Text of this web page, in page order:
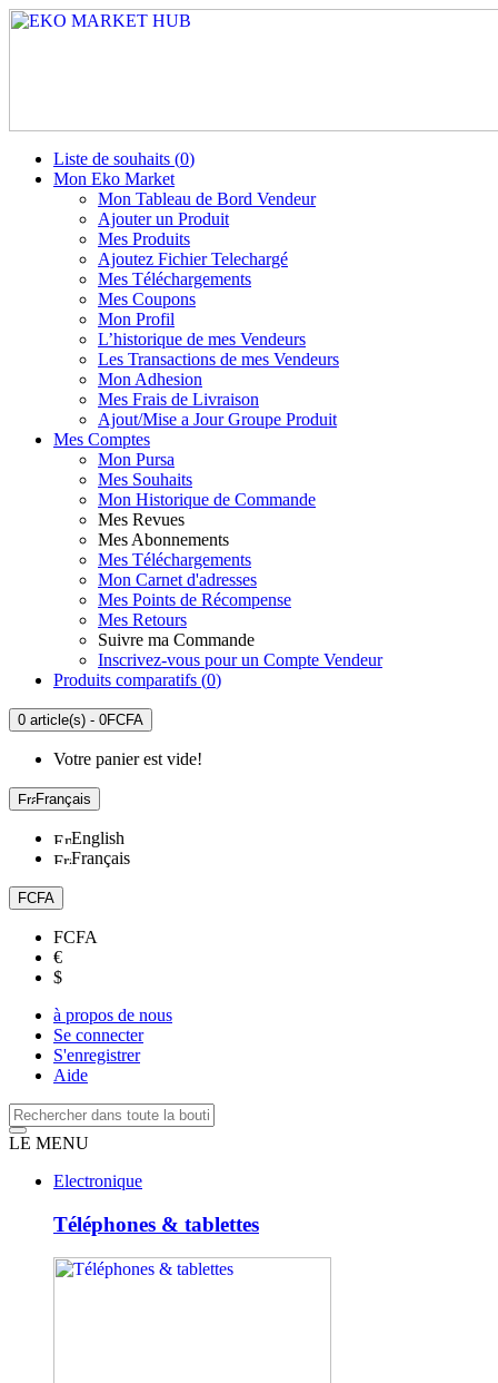
Liste de souhaits (0)
Mon Eko Market
Mon Tableau de Bord Vendeur
Ajouter un Produit
Mes Produits
Ajoutez Fichier Telechargé
Mes Téléchargements
Mes Coupons
Mon Profil
L’historique de mes Vendeurs
Les Transactions de mes Vendeurs
Mon Adhesion
Mes Frais de Livraison
Ajout/Mise a Jour Groupe Produit
Mes Comptes
Mon Pursa
Mes Souhaits
Mon Historique de Commande
Mes Revues
Mes Abonnements
Mes Téléchargements
Mon Carnet d'adresses
Mes Points de Récompense
Mes Retours
Suivre ma Commande
Inscrivez-vous pour un Compte Vendeur
Produits comparatifs (0)
0 article(s) - 0FCFA
Votre panier est vide!
Français
English
Français
FCFA
FCFA
€
$
à propos de nous
Se connecter
S'enregistrer
Aide
LE MENU
Electronique
Téléphones & tablettes